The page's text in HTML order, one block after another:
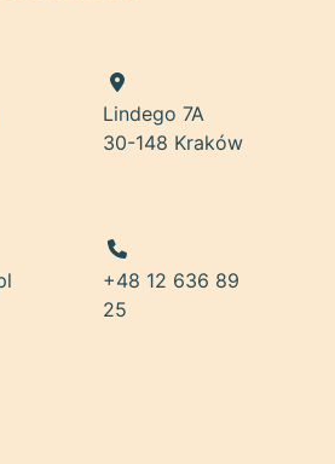
Lindego 7A
30-148 Kraków
+48 12 636 89
25